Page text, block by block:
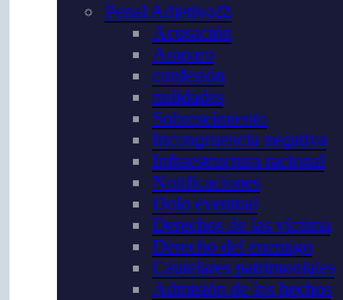
Penal Adjetivo⚖️
Acusación
Amparo
confesión
nulidades
Sobreseimiento
Incongruencia negativa
Infraestructura racional
Notificaciones
Dolo eventual
Derechos de las víctima
Derecho del enemigo
Cautelares patrimoniales
Admisión de los hechos